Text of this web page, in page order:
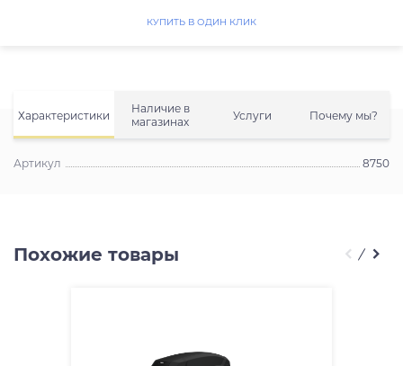
Характеристики
Наличие в
магазинах
Услуги Почему мы?
Артикул 8750
КУПИТЬ В ОДИН КЛИК
Похожие товары